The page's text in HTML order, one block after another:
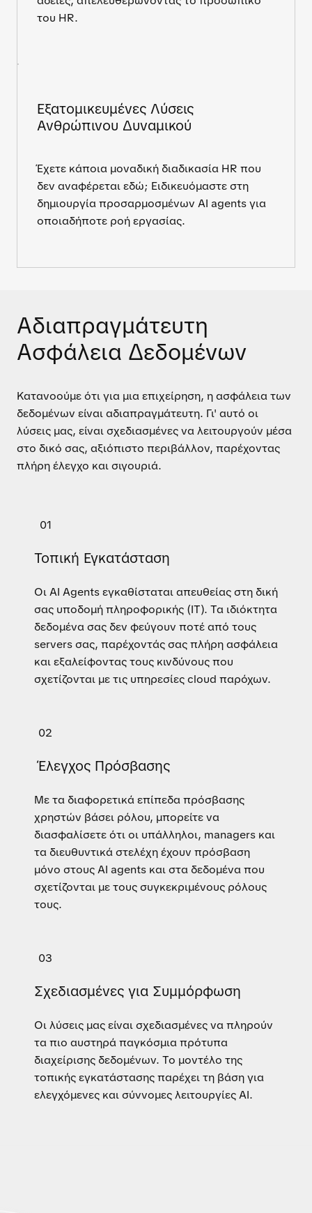
του HR.
Εξατομικευμένες Λύσεις
Ανθρώπινου Δυναμικού
Έχετε κάποια μοναδική διαδικασία HR που
δεν αναφέρεται εδώ; Ειδικευόμαστε στη
δημιουργία προσαρμοσμένων AI agents για
οποιαδήποτε ροή εργασίας.
Αδιαπραγμάτευτη
Ασφάλεια Δεδομένων
Κατανοούμε ότι για μια επιχείρηση, η ασφάλεια των
δεδομένων είναι αδιαπραγμάτευτη. Γι' αυτό οι
λύσεις μας, είναι σχεδιασμένες να λειτουργούν μέσα
στο δικό σας, αξιόπιστο περιβάλλον, παρέχοντας
πλήρη έλεγχο και σιγουριά.
01
Τοπική Εγκατάσταση
Οι AI Agents εγκαθίσταται απευθείας στη δική
σας υποδομή πληροφορικής (IT). Τα ιδιόκτητα
δεδομένα σας δεν φεύγουν ποτέ από τους
servers σας, παρέχοντάς σας πλήρη ασφάλεια
και εξαλείφοντας τους κινδύνους που
σχετίζονται με τις υπηρεσίες cloud παρόχων.
02
Έλεγχος Πρόσβασης
Με τα διαφορετικά επίπεδα πρόσβασης
χρηστών βάσει ρόλου, μπορείτε να
διασφαλίσετε ότι οι υπάλληλοι, managers και
τα διευθυντικά στελέχη έχουν πρόσβαση
μόνο στους AI agents και στα δεδομένα που
σχετίζονται με τους συγκεκριμένους ρόλους
τους.
03
Σχεδιασμένες για Συμμόρφωση
Οι λύσεις μας είναι σχεδιασμένες να πληρούν
τα πιο αυστηρά παγκόσμια πρότυπα
διαχείρισης δεδομένων. Το μοντέλο της
τοπικής εγκατάστασης παρέχει τη βάση για
ελεγχόμενες και σύννομες λειτουργίες AI.